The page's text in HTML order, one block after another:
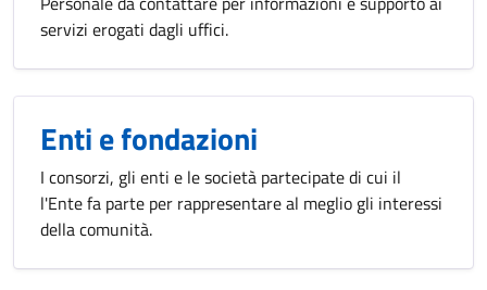
servizi erogati dagli uffici.
Enti e fondazioni
I consorzi, gli enti e le società partecipate di cui il
l'Ente fa parte per rappresentare al meglio gli interessi
della comunità.